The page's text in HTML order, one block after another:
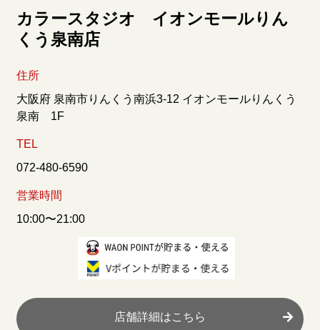
カラースタジオ イオンモールりん
くう泉南店
住所
大阪府 泉南市りんくう南浜3-12 イオンモールりんくう
泉南 1F
TEL
072-480-6590
営業時間
10:00〜21:00
店舗詳細はこちら